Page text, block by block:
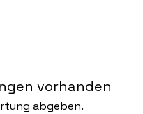
vorhanden
abgeben.